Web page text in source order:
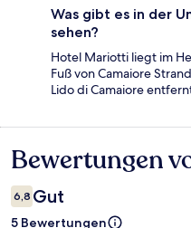
Was gibt es in der
sehen?
Hotel Mariotti liegt im
Fuß von Camaiore
Lido di Camaiore
Bewertungen
Bewertungen
6,8 Gut
5 Bewertungen